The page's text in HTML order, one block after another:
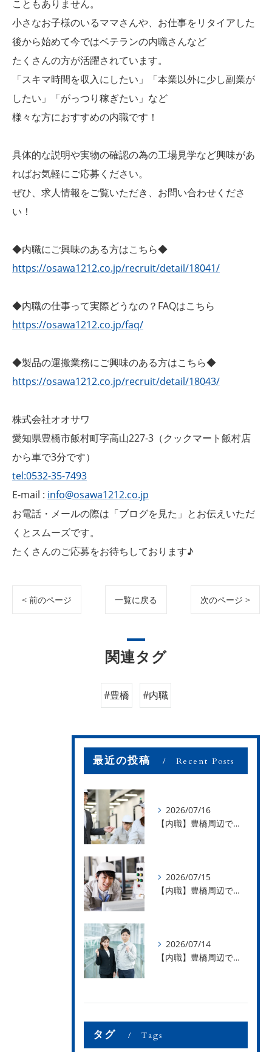
こともありません。
小さなお子様のいるママさんや、お仕事をリタイアした
後から始めて今ではベテランの内職さんなど
たくさんの方が活躍されています。
「スキマ時間を収入にしたい」「本業以外に少し副業が
したい」「がっつり稼ぎたい」など
様々な方におすすめの内職です！
具体的な説明や実物の確認の為の工場見学など興味があ
ればお気軽にご応募ください。
ぜひ、求人情報をご覧いただき、お問い合わせくださ
い！
◆内職にご興味のある方はこちら◆
https://osawa1212.co.jp/recruit/detail/18041/
◆内職の仕事って実際どうなの？FAQはこちら
https://osawa1212.co.jp/faq/
◆製品の運搬業務にご興味のある方はこちら◆
https://osawa1212.co.jp/recruit/detail/18043/
株式会社オオサワ
愛知県豊橋市飯村町字高山227-3（クックマート飯村店
から車で3分です）
tel:0532-35-7493
E-mail : info@osawa1212.co.jp
お電話・メールの際は「ブログを見た」とお伝えいただ
くとスムーズです。
たくさんのご応募をお待ちしております♪
< 前のページ 一覧に戻る 次のページ >
関連タグ
#豊橋 #内職
最近の投稿 Recent Posts
2026/07/16
【内職】豊橋周辺で内職のお仕事を探している方募集中！【お仕事の内容】
2026/07/15
【内職】豊橋周辺で内職のお仕事を探している方募集中！【急な学級閉鎖も安心】
2026/07/14
【内職】豊橋周辺で内職のお仕事を探している方募集中！【内職さまのお声②】
タグ Tags